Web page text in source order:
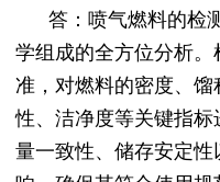
答：喷气燃料的检
学组成的全方位分析
准，对燃料的密度、
性、洁净度等关键指
量一致性、储存安定